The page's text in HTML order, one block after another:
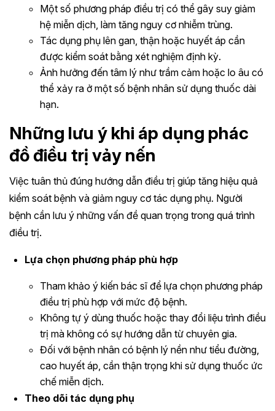
Một số phương pháp điều trị có thể gây suy giảm
hệ miễn dịch, làm tăng nguy cơ nhiễm trùng.
Tác dụng phụ lên gan, thận hoặc huyết áp cần
được kiểm soát bằng xét nghiệm định kỳ.
Ảnh hưởng đến tâm lý như trầm cảm hoặc lo âu có
thể xảy ra ở một số bệnh nhân sử dụng thuốc dài
hạn.
Những lưu ý khi áp dụng phác
đồ điều trị vảy nến
Việc tuân thủ đúng hướng dẫn điều trị giúp tăng hiệu quả
kiểm soát bệnh và giảm nguy cơ tác dụng phụ. Người
bệnh cần lưu ý những vấn đề quan trọng trong quá trình
điều trị.
Lựa chọn phương pháp phù hợp
Tham khảo ý kiến bác sĩ để lựa chọn phương pháp
điều trị phù hợp với mức độ bệnh.
Không tự ý dùng thuốc hoặc thay đổi liệu trình điều
trị mà không có sự hướng dẫn từ chuyên gia.
Đối với bệnh nhân có bệnh lý nền như tiểu đường,
cao huyết áp, cần thận trọng khi sử dụng thuốc ức
chế miễn dịch.
Theo dõi tác dụng phụ